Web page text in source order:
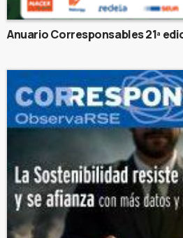
Anuario Corresponsables 21ª